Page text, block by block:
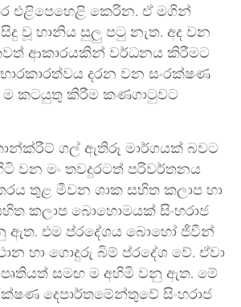
එළිපෙහෙළි කෙරින. ඒ මගින්
වූ හානිය සුලු පටු නැත. අද වන
ආකාරයකින් වර්ධනය කිරීමට
භාරකාරත්වය දරන වන සංරක්ෂණ
ම කටයුතු කිරීම කණගාටුවට
ගල් ඇතිරූ මාර්ගයක් බවට
වන මං තවදුරටත් පරිවර්තනය
තුළ මීවන ශාක සහිත කලාප හා
කලාප බොහොමයක් සිංහරාජ
ඇත. එම ප්රදේශය බොහෝ ජීවීන්
හා ගොදුරු බිම් ප්රදේශ වේ. ඒවා
සමඟ ම අහිමි වනු ඇත. මේ
දෙපාර්තමේන්තුවේ සිංහරාජ